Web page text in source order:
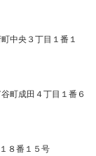
中央３丁目１番１
町成田４丁目１番６
８番１５号